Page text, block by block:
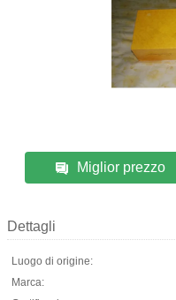
Miglior prezzo
Dettagli
Luogo di origine:
Marca: